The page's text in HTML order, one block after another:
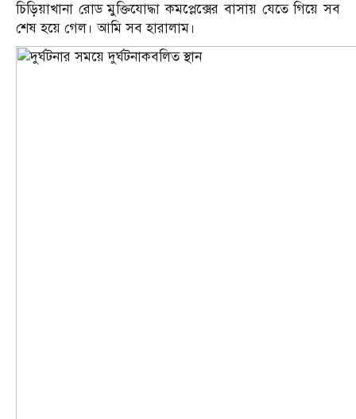
চিড়িয়াখানা রোড মুক্তিযোদ্ধা কমপ্লেক্সের বাসায় যেতে গিয়ে সব
শেষ হয়ে গেল। আমি সব হারালাম।